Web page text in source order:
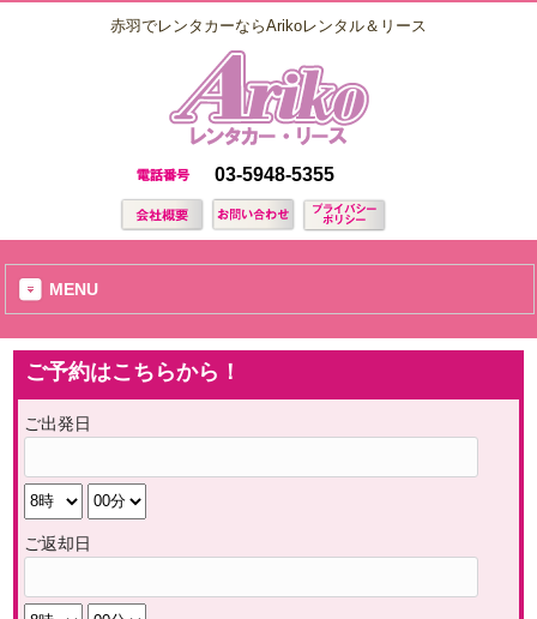
赤羽でレンタカーならArikoレンタル＆リース
03-5948-5355
MENU
ご予約はこちらから！
ご出発日
ご返却日